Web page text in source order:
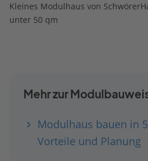
Kleines Modulhaus von
unter 50 qm
Mehr zur
Modulhaus bauen in
Vorteile und Planung